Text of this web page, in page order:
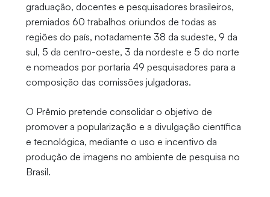
graduação, docentes e pesquisadores brasileiros,
premiados 60 trabalhos oriundos de todas as
regiões do país, notadamente 38 da sudeste, 9 da
sul, 5 da centro-oeste, 3 da nordeste e 5 do norte
e nomeados por portaria 49 pesquisadores para a
composição das comissões julgadoras.
O Prêmio pretende consolidar o objetivo de
promover a popularização e a divulgação científica
e tecnológica, mediante o uso e incentivo da
produção de imagens no ambiente de pesquisa no
Brasil.